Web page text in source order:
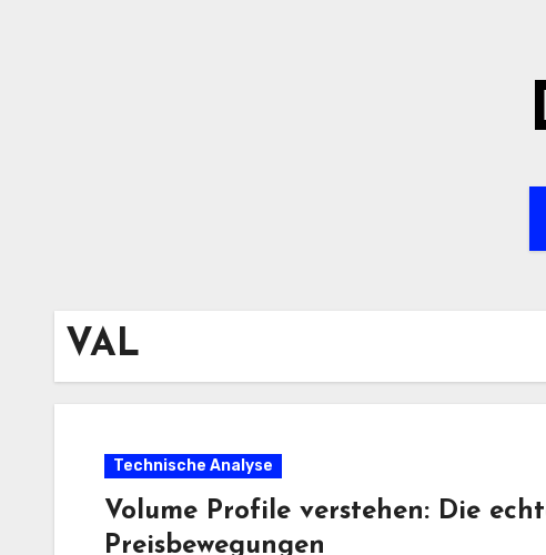
VAL
Technische Analyse
Volume Profile verstehen: Die
Preisbewegungen